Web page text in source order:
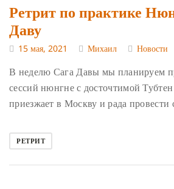
Ретрит по практике
Даву
15 мая, 2021 Михаил Новости
В неделю Сага Давы мы планируем
сессий нюнгне с досточтимой
приезжает в Москву и рада провести
РЕТРИТ